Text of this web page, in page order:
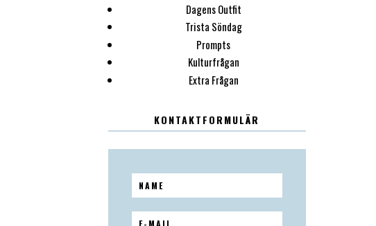
Dagens Outfit
Trista Söndag
Prompts
Kulturfrågan
Extra Frågan
KONTAKTFORMULÄR